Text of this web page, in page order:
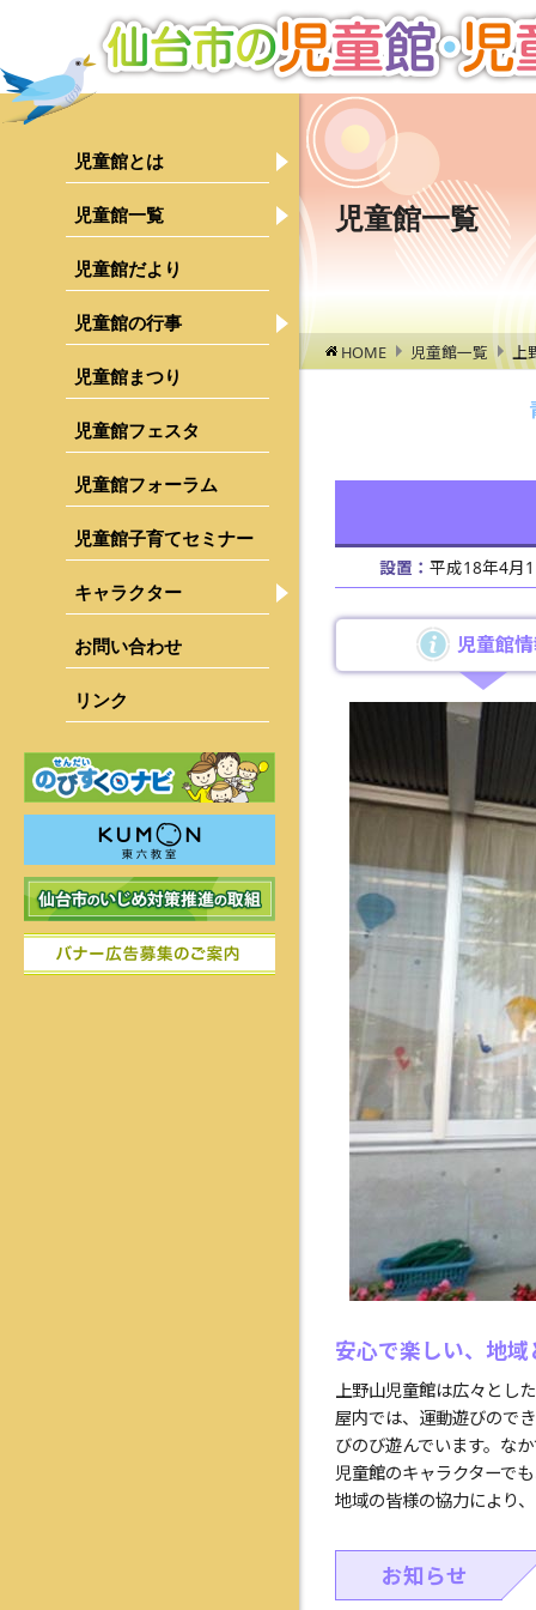
児童館とは 児童館について
ご利用にあたって
募集のご案内
児童館一覧 青葉区
太白区
児童館だより
児童館の行事 行事検索
乳幼児親子対象行事
児童館まつり
児童館フェスタ
児童館フォーラム
児童館子育てセミナー
キャラクター 青葉区
お問い合わせ
リンク
児童館一覧
HOME 児童館一覧 上
設置： 平成18年4月
児童館
安心で楽しい、地
上野山児童館は広々とし
屋内では、運動遊びので
びのび遊んでいます。な
児童館のキャラクターで
地域の皆様の協力により
お知らせ